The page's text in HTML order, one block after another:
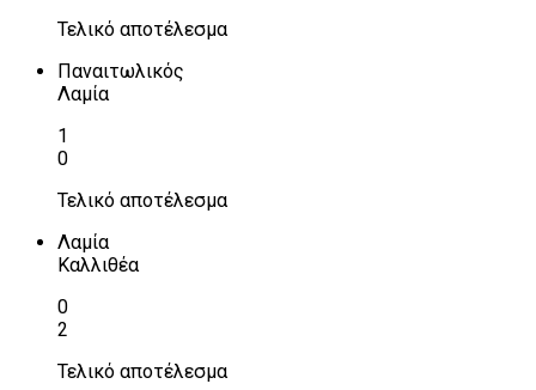
Τελικό αποτέλεσμα
Παναιτωλικός
Λαμία
1
0
Τελικό αποτέλεσμα
Λαμία
Καλλιθέα
0
2
Τελικό αποτέλεσμα